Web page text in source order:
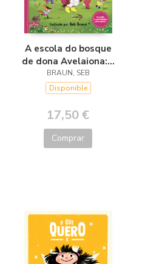
A escola do bosque
de dona Avelaiona:A
busca do tesouro
BRAUN, SEB
Disponible
17,50 €
Comprar